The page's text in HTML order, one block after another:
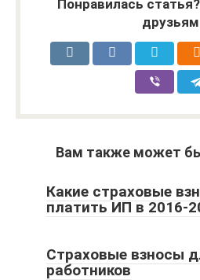
Понравилась
Вам также может
Какие страховые
платить ИП в 2016-
Страховые взносы
работников